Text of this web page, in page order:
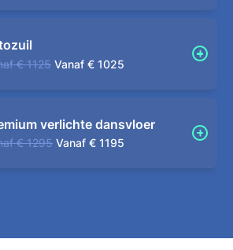
€ 1125 Vanaf € 1025
verlichte dansvloer
€ 1295 Vanaf € 1195